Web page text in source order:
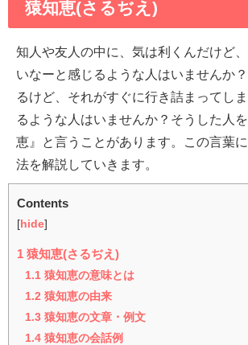
猿知恵(さるぢえ)
知人や友人の中に、気は利くんだけど
いなーと感じるような人はいませんか
るけど、それがすぐに行き詰まってし
るような人はいませんか？そうした人
恵』と言うことがあります。この言葉
法を解説していきます。
Contents
[ hide]
1 猿知恵(さるぢえ)
1.1 猿知恵の意味とは
1.2 猿知恵の由来
1.3 猿知恵の文章・例文
1.4 猿知恵の会話例